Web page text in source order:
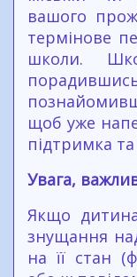
вашого
термінове
школи.
щоб уже
підтримка
Увага,
Якщо
знущання
на її стан